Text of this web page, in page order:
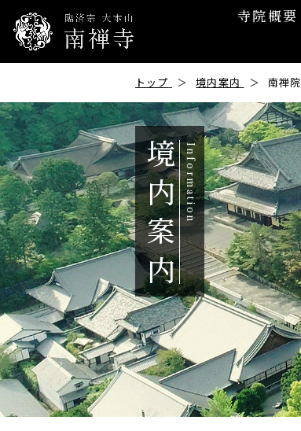
寺院概要
トップ 境内案内 南禅院
境
内
案
内